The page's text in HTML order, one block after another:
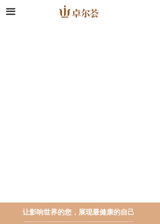
끀
让影响世界的您， 展现最健康的自己